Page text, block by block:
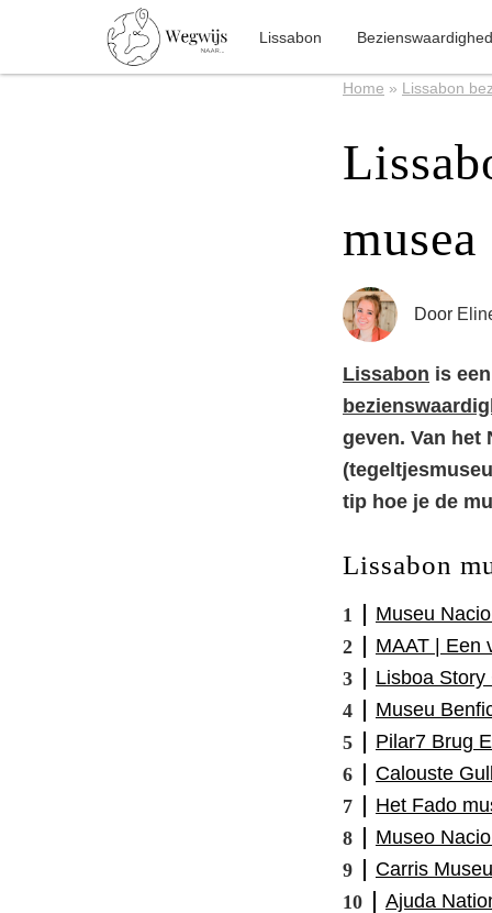
Lissabon
Home » Lissabon
musea
Door
Lissabon is
geven. Van het
tip hoe je de
Lissabon
Museu
MAAT | Een
Lisboa
Museu
Pilar7 Brug
Calouste
Het Fado
Museo
Carris
Ajuda